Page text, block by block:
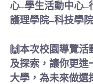
心–學生活動中心–
護理學院–科技學
🙌本次校園導覽活
及探索，讓你更進
大學，為未來做選